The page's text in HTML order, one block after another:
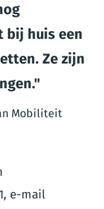
bij huis een
Ze zijn
Mobiliteit
e-mail